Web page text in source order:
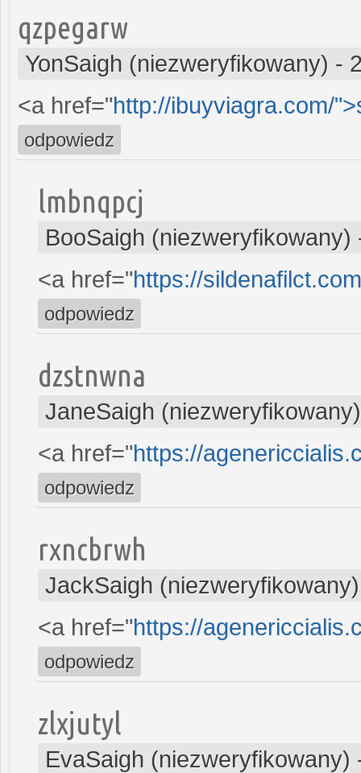
qzpegarw
YonSaigh (niezweryfikowany) -
<a href="http://ibuyviagra.com/
odpowiedz
lmbnqpcj
BooSaigh (niezweryfikowany)
<a href="https://
odpowiedz
dzstnwna
JaneSaigh (niezweryfikowany)
<a href="https://
odpowiedz
rxncbrwh
JackSaigh (niezweryfikowany)
<a href="https://
odpowiedz
zlxjutyl
EvaSaigh (niezweryfikowany)